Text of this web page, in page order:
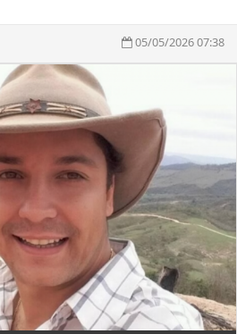
05/05/2026 07:38